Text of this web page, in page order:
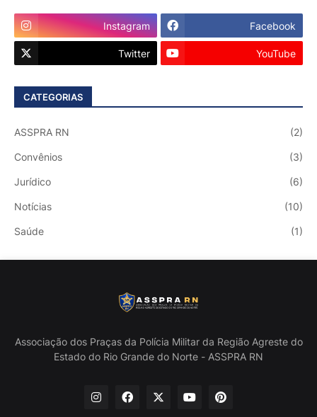
Instagram Facebook
Twitter YouTube
CATEGORIAS
ASSPRA RN (2)
Convênios (3)
Jurídico (6)
Notícias (10)
Saúde (1)
Associação dos Praças da Polícia Militar da Região Agreste do
Estado do Rio Grande do Norte - ASSPRA RN